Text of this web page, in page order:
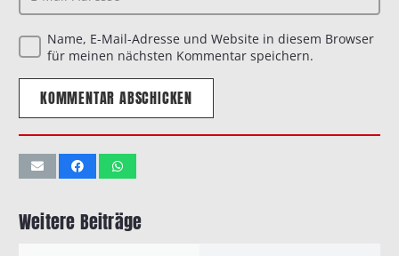
Name, E-Mail-Adresse und Website in diesem Browser
für meinen nächsten Kommentar speichern.
KOMMENTAR ABSCHICKEN
Weitere Beiträge